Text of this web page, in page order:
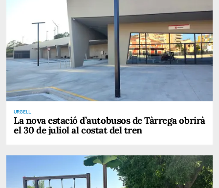
URGELL
La nova estació d’autobusos de Tàrrega obrirà
el 30 de juliol al costat del tren